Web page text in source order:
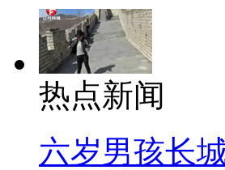
热点新闻
六岁男孩长